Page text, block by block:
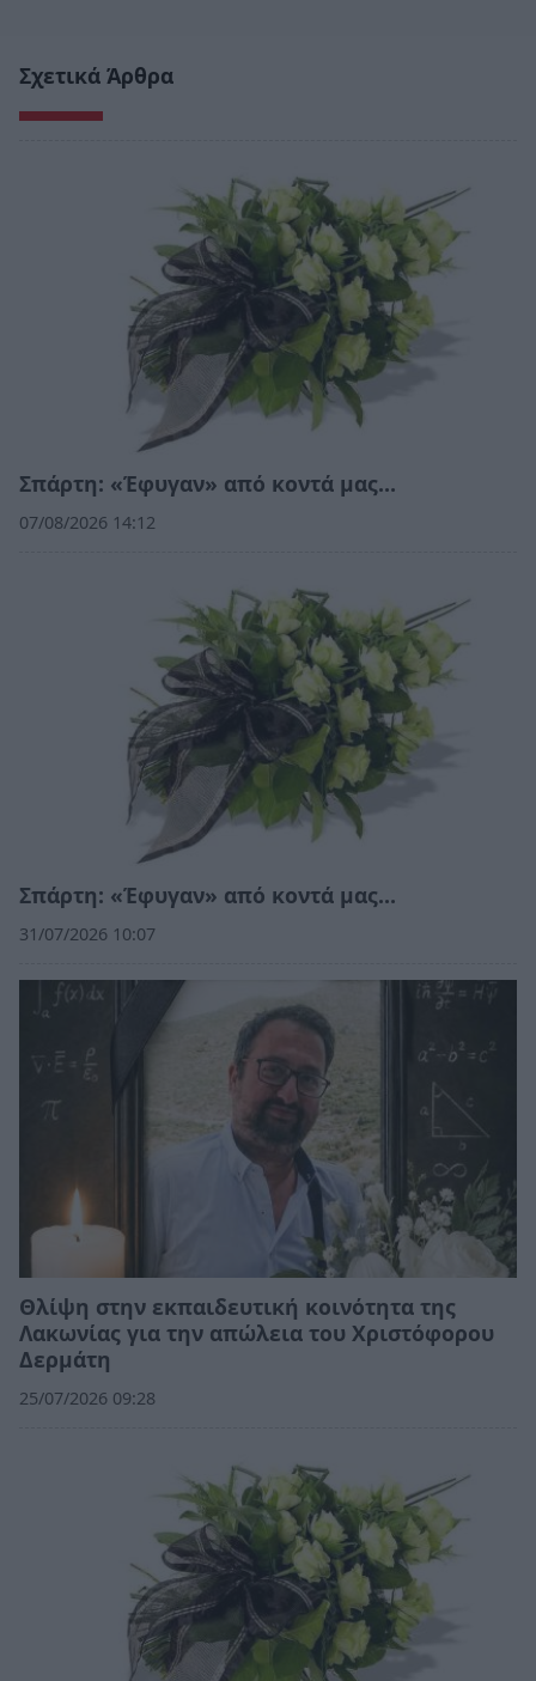
Σχετικά Άρθρα
Σπάρτη: «Έφυγαν» από κοντά μας…
07/08/2026 14:12
Σπάρτη: «Έφυγαν» από κοντά μας…
31/07/2026 10:07
Θλίψη στην εκπαιδευτική κοινότητα της
Λακωνίας για την απώλεια του Χριστόφορου
Δερμάτη
25/07/2026 09:28